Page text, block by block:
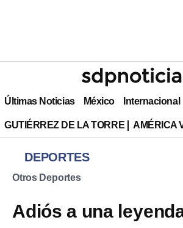
Últimas Noticias México Internacional
GUTIÉRREZ DE LA TORRE AMÉRICA
DEPORTES
Otros Deportes
Adiós a una